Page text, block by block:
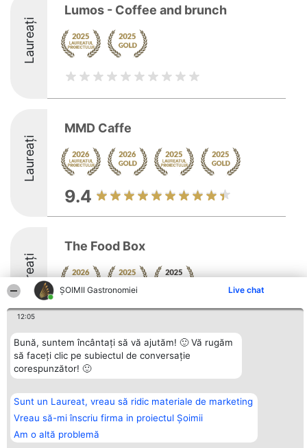
ȘOIMII Gastronomiei Live chat
12:05
Bună, suntem încântați să vă ajutăm! 🙂 Vă rugăm
să faceți clic pe subiectul de conversație
corespunzător! 🙂
Sunt un Laureat, vreau să ridic materiale de marketing
Vreau să-mi înscriu firma in proiectul Șoimii
Am o altă problemă
Laureați
Lumos - Coffee and brunch
Laureați
MMD Caffe
9.4
Laureați
The Food Box
8.6
Organizator Ranking
BRIGHT SOLUTIONS BR SRL
Sc. A Et. 4 Ap. 13 Cod 061952
București
CUI 36737675
tel: +40 770 990 492
Plebiscyt
Laureaților
Reguli
Politica de